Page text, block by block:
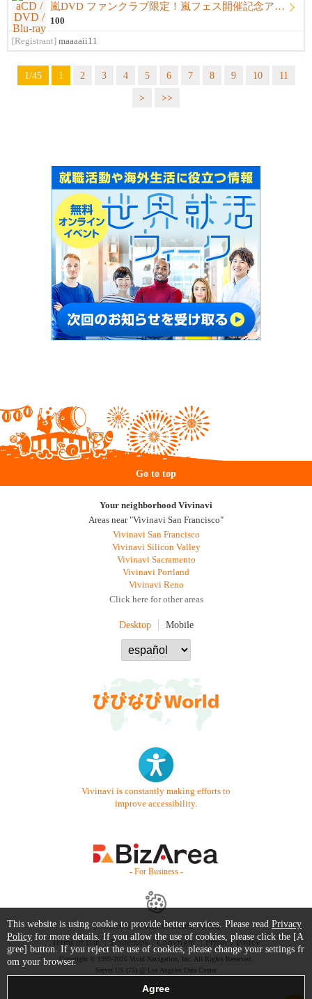
嵐DVD ファンクラブ限定！嵐フェス開催記念アルバム ウラ嵐マニア CD４枚組
100
[Registrant] maaaaii11
1/45 1 2 3 4 5 6 7 8 9 10
11
>
>>
Go to top
Your neighborhood Vivinavi
Areas near "Vivinavi San Francisco"
Vivinavi San Francisco
Vivinavi Silicon Valley
Vivinavi Sacramento
Vivinavi Portland
Vivinavi Reno
Click here for other areas
Desktop Mobile
Vivinavi is constantly making efforts to
improve accessibility.
- For Business -
Contact Us Starter Guide
FAQ
Terms of Use
Trademark / Copyright Privacy Policy
Copyright © 1999-2026 Vivid Navigation, Inc. All Rights Reserved.
Server US (75) @ Los Angeles Data Center
This website is using cookie to provide better services. Please read Privacy
Policy for more details. If you allow the use of cookies, please click the [A
gree] button. If you reject the use of cookies, please change your settings fr
om your browser.